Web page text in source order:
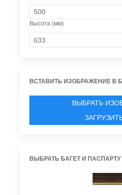
Высота (мм)
ВСТАВИТЬ ИЗОБРАЖЕНИЕ В
ВЫБРАТЬ
ВЫБРАТЬ БАГЕТ И ПАСПАРТУ